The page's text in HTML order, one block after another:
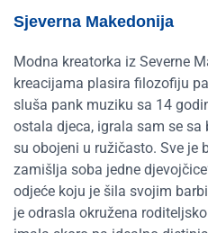
Sjeverna Makedonija
Modna kreatorka iz Severne
kreacijama plasira filozofiju
sluša pank muziku sa 14
ostala djeca, igrala sam se
su obojeni u ružičasto. Sve je
zamišlja soba jedne
odjeće koju je šila svojim
je odrasla okružena